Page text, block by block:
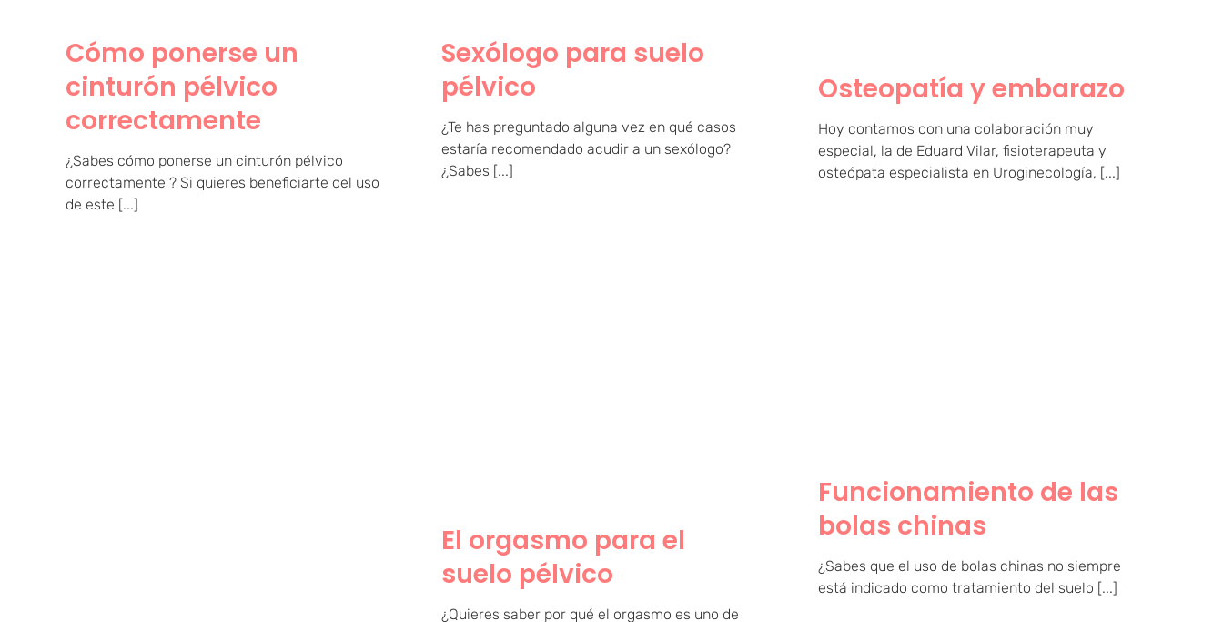
Cómo ponerse un
cinturón pélvico
correctamente
¿Sabes cómo ponerse un cinturón pélvico
correctamente ? Si quieres beneficiarte del uso
de este [...]
Sexólogo para suelo
pélvico
¿Te has preguntado alguna vez en qué casos
estaría recomendado acudir a un sexólogo?
¿Sabes [...]
Osteopatía y embarazo
Hoy contamos con una colaboración muy
especial, la de Eduard Vilar, fisioterapeuta y
osteópata especialista en Uroginecología, [...]
El orgasmo para el
suelo pélvico
¿Quieres saber por qué el orgasmo es uno de
Funcionamiento de las
bolas chinas
¿Sabes que el uso de bolas chinas no siempre
está indicado como tratamiento del suelo [...]